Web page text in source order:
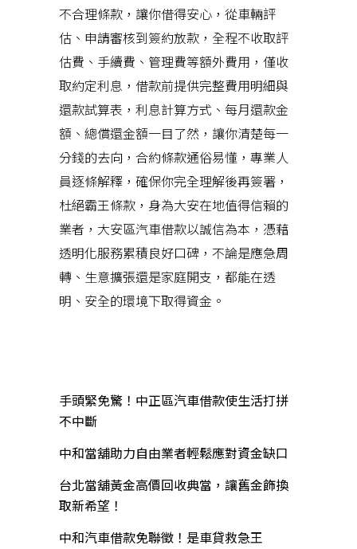
不合理條款，讓你借得安心，從車輛評
估、申請審核到簽約放款，全程不收取評
估費、手續費、管理費等額外費用，僅收
取約定利息，借款前提供完整費用明細與
還款試算表，利息計算方式、每月還款金
額、總償還金額一目了然，讓你清楚每一
分錢的去向，合約條款通俗易懂，專業人
員逐條解釋，確保你完全理解後再簽署，
杜絕霸王條款，身為大安在地值得信賴的
業者，大安區汽車借款以誠信為本，憑藉
透明化服務累積良好口碑，不論是應急周
轉、生意擴張還是家庭開支，都能在透
明、安全的環境下取得資金。
手頭緊免驚！中正區汽車借款使生活打拼
不中斷
中和當舖助力自由業者輕鬆應對資金缺口
台北當舖黃金高價回收典當，讓舊金飾換
取新希望！
中和汽車借款免聯徵！是車貸救急王